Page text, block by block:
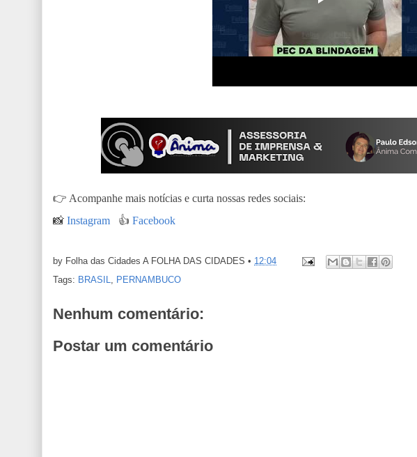
👉 Acompanhe mais notícias e curta nossas redes sociais:
📸 Instagram 👍 Facebook
by Folha das Cidades A FOLHA DAS CIDADES • 12:04
Tags: BRASIL, PERNAMBUCO
Nenhum comentário:
Postar um comentário